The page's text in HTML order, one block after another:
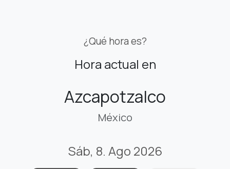
¿Qué hora es?
Hora actual en
Azcapotzalco
México
Sáb, 8. Ago 2026